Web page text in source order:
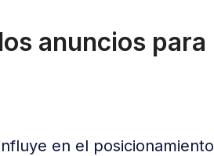
anuncios para
en el posicionamiento